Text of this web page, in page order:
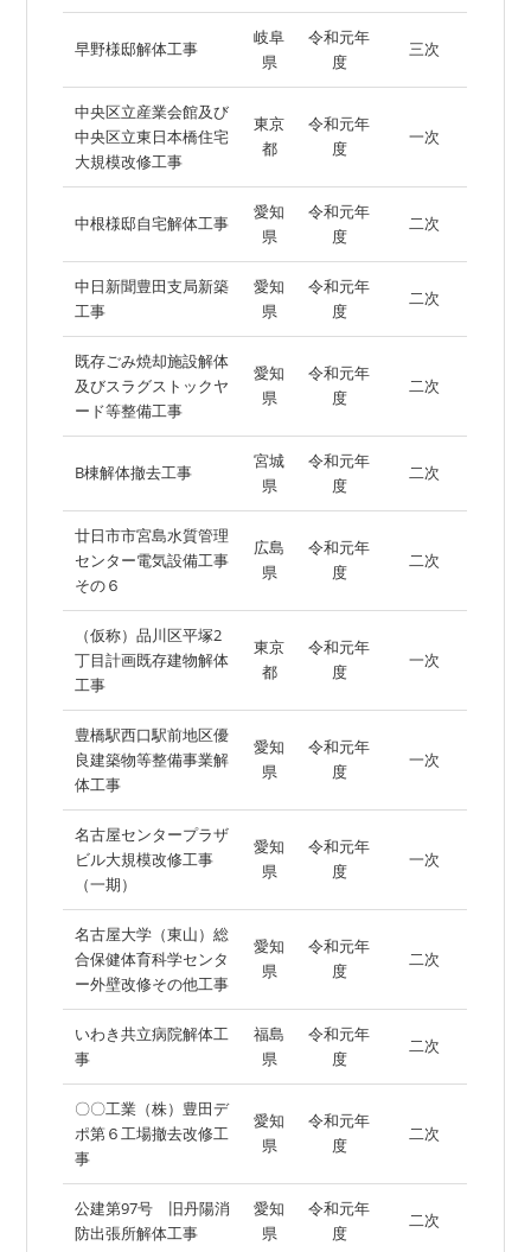
早野様邸解体工事
岐阜
県
令和元年
度
三次
中央区立産業会館及び
中央区立東日本橋住宅
大規模改修工事
東京
都
令和元年
度
一次
中根様邸自宅解体工事
愛知
県
令和元年
度
二次
中日新聞豊田支局新築
工事
愛知
県
令和元年
度
二次
既存ごみ焼却施設解体
及びスラグストックヤ
ード等整備工事
愛知
県
令和元年
度
二次
B棟解体撤去工事
宮城
県
令和元年
度
二次
廿日市市宮島水質管理
センター電気設備工事
その６
広島
県
令和元年
度
二次
（仮称）品川区平塚2
丁目計画既存建物解体
工事
東京
都
令和元年
度
一次
豊橋駅西口駅前地区優
良建築物等整備事業解
体工事
愛知
県
令和元年
度
一次
名古屋センタープラザ
ビル大規模改修工事
（一期）
愛知
県
令和元年
度
一次
名古屋大学（東山）総
合保健体育科学センタ
ー外壁改修その他工事
愛知
県
令和元年
度
二次
いわき共立病院解体工
事
福島
県
令和元年
度
二次
〇〇工業（株）豊田デ
ポ第６工場撤去改修工
事
愛知
県
令和元年
度
二次
公建第97号 旧丹陽消
防出張所解体工事
愛知
県
令和元年
度
二次